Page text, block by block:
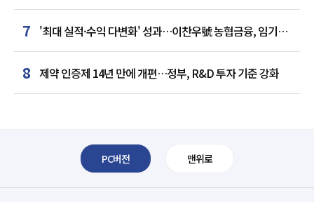
7 '최대 실적·수익 다변화' 성과…이찬우號 농협금융, 임기
말년 성장 박차
8 제약 인증제 14년 만에 개편…정부, R&D 투자 기준 강화
PC버전 맨위로